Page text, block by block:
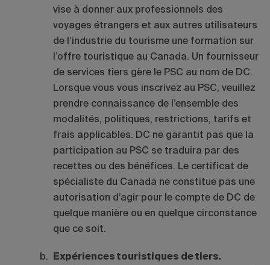
vise à donner aux professionnels des
voyages étrangers et aux autres utilisateurs
de l’industrie du tourisme une formation sur
l’offre touristique au Canada. Un fournisseur
de services tiers gère le PSC au nom de DC.
Lorsque vous vous inscrivez au PSC, veuillez
prendre connaissance de l’ensemble des
modalités, politiques, restrictions, tarifs et
frais applicables. DC ne garantit pas que la
participation au PSC se traduira par des
recettes ou des bénéfices. Le certificat de
spécialiste du Canada ne constitue pas une
autorisation d’agir pour le compte de DC de
quelque manière ou en quelque circonstance
que ce soit.
Expériences touristiques de tiers.